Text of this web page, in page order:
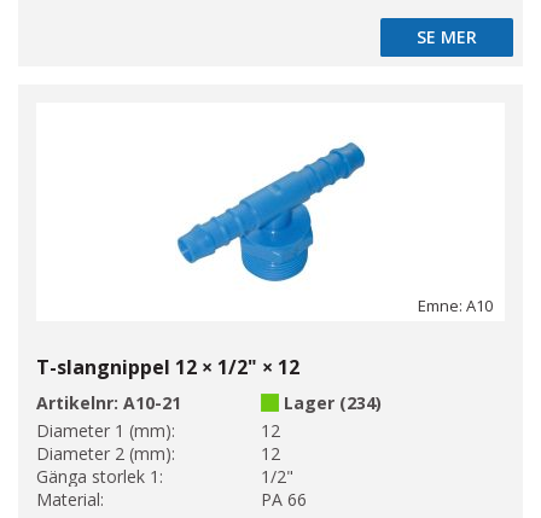
SE MER
SE MER
Emne: A10
T-slangnippel 12 × 1/2" × 12
Artikelnr: A10-21
Lager (234)
Diameter 1 (mm):
12
Diameter 2 (mm):
12
Gänga storlek 1:
1/2"
Material:
PA 66